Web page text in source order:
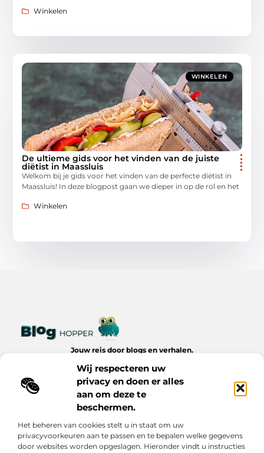
Wij respecteren uw
privacy en doen er alles
aan om deze te
beschermen.
Het beheren van cookies stelt u in staat om uw
privacyvoorkeuren aan te passen en te bepalen welke gegevens
door websites worden opgeslagen. Hieronder vindt u instructies
Winkelen
WINKELEN
De ultieme gids voor het vinden van de juiste
diëtist in Maassluis
Welkom bij je gids voor het vinden van de perfecte diëtist in
Maassluis! In deze blogpost gaan we dieper in op de rol en het
Winkelen
Jouw reis door blogs en verhalen.
dagelijks leven op Bloghopper.nl.
Bericht categorie
Onze informatie